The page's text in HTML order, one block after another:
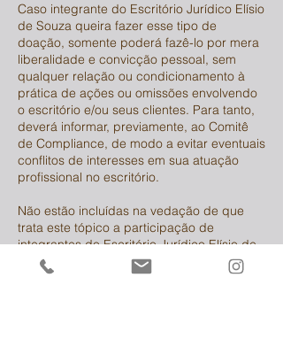
Caso integrante do Escritório Jurídico Elísio
de Souza queira fazer esse tipo de
doação, somente poderá fazê-lo por mera
liberalidade e convicção pessoal, sem
qualquer relação ou condicionamento à
prática de ações ou omissões envolvendo
o escritório e/ou seus clientes. Para tanto,
deverá informar, previamente, ao Comitê
de Compliance, de modo a evitar eventuais
conflitos de interesses em sua atuação
profissional no escritório.
Não estão incluídas na vedação de que
trata este tópico a participação de
integrantes do Escritório Jurídico Elísio de
Souza em aulas, como docente ou
discente, palestras e cursos, ainda que em